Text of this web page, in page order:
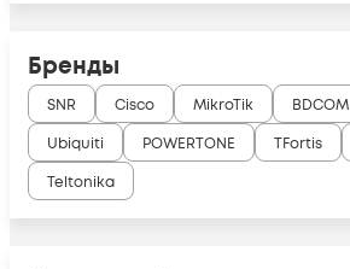
Бренды
SNR Cisco MikroTik BDCOM
Ubiquiti
POWERTONE TFortis
Teltonika